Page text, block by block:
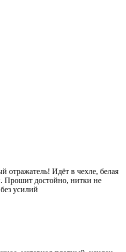
отражатель! Идёт в чехле, белая
Прошит достойно, нитки не
усилий